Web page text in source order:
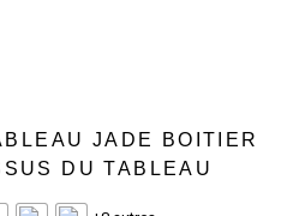
JADE BOITIER
DU TABLEAU